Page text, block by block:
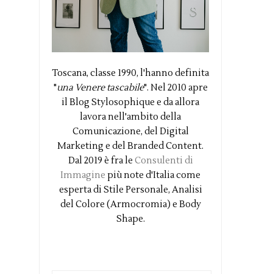
Toscana, classe 1990, l'hanno definita
"una Venere tascabile". Nel 2010 apre
il Blog Stylosophique e da allora
lavora nell'ambito della
Comunicazione, del Digital
Marketing e del Branded Content.
Dal 2019 è fra le Consulenti di
Immagine più note d'Italia come
esperta di Stile Personale, Analisi
del Colore (Armocromia) e Body
Shape.